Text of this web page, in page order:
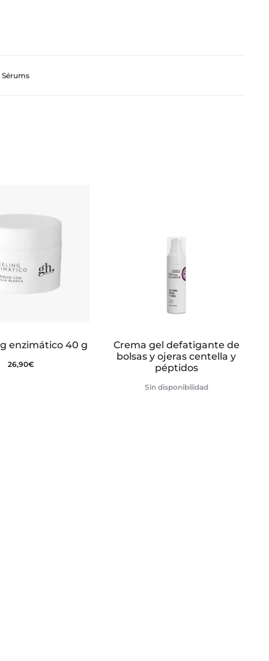
Sérums
enzimático 40 g
26,90€
Crema gel defatigante de
bolsas y ojeras centella y
péptidos
Sin disponibilidad